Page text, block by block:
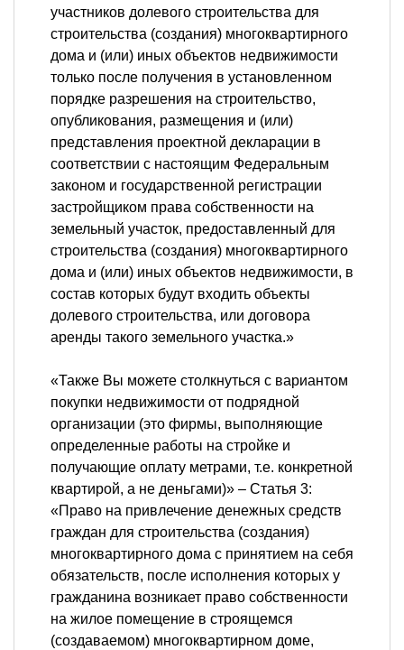
участников долевого строительства для
строительства (создания) многоквартирного
дома и (или) иных объектов недвижимости
только после получения в установленном
порядке разрешения на строительство,
опубликования, размещения и (или)
представления проектной декларации в
соответствии с настоящим Федеральным
законом и государственной регистрации
застройщиком права собственности на
земельный участок, предоставленный для
строительства (создания) многоквартирного
дома и (или) иных объектов недвижимости, в
состав которых будут входить объекты
долевого строительства, или договора
аренды такого земельного участка.»
«Также Вы можете столкнуться с вариантом
покупки недвижимости от подрядной
организации (это фирмы, выполняющие
определенные работы на стройке и
получающие оплату метрами, т.е. конкретной
квартирой, а не деньгами)» – Статья 3:
«Право на привлечение денежных средств
граждан для строительства (создания)
многоквартирного дома с принятием на себя
обязательств, после исполнения которых у
гражданина возникает право собственности
на жилое помещение в строящемся
(создаваемом) многоквартирном доме,